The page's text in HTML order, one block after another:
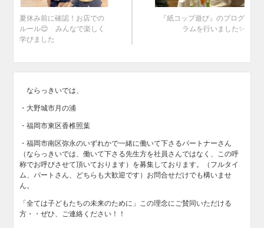
夏休み前に確認！お店での
ルール😊 みんなで楽しく
学びました
『紙コップ遊び』のプログ
ラムを行いました✨
ならっきいでは、
・大野城市月の浦
・福岡市東区香椎照葉
・福岡市南区弥永のいずれかで一緒に働いて下さるパートナーさん
（ならっきいでは、働いて下さる先生方を社員さんではなく、この呼
称でお呼びさせて頂いております）を募集しております。（フルタイ
ム、パートさん、どちらも大歓迎です）お問合せだけでも構いませ
ん。
「全ては子どもたちの未来のために」この理念にご賛同いただける
方・・ぜひ、ご連絡ください！！